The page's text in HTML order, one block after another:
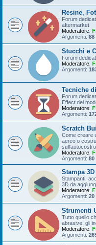
Resine,
Forum
aftermarket.
Moderatore:
Argomenti: 88
Stucchi e
Forum
Moderatore:
Argomenti:
Tecniche
Forum
Effect dei
Moderatore:
Argomenti:
Scratch
Come creare
aereo o
Moderatore:
Argomenti: 80
Stampa 3D
Stampanti,
3D da
Moderatore:
Argomenti: 20
Strumenti
Tutto quello
abrasive, gli
Moderatore:
Argomenti: